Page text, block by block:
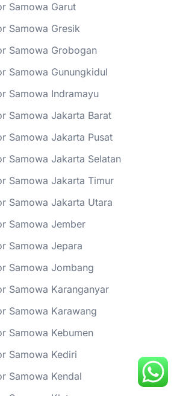
Samowa Garut
Samowa Gresik
Samowa Grobogan
Samowa Gunungkidul
Samowa Indramayu
Samowa Jakarta Barat
Samowa Jakarta Pusat
Samowa Jakarta Selatan
Samowa Jakarta Timur
Samowa Jakarta Utara
Samowa Jember
Samowa Jepara
Samowa Jombang
Samowa Karanganyar
Samowa Karawang
Samowa Kebumen
Samowa Kediri
Samowa Kendal